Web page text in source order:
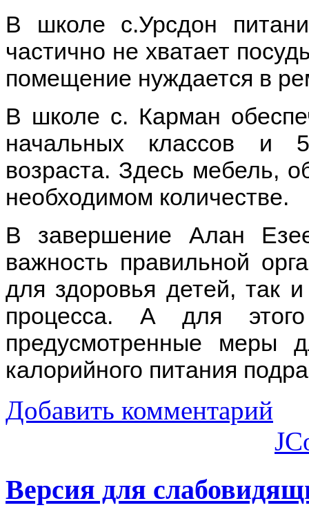
В школе с.Урсдон
частично не хватает
помещение нуждается в
В школе с. Карман
начальных классов и
возраста. Здесь мебель,
необходимом количестве.
В завершение Алан
важность правильной
для здоровья детей, так
процесса. А для
предусмотренные меры
калорийного питания
Добавить комментарий
Версия для